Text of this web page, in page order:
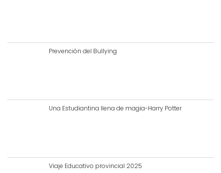
Prevención del Bullying
Una Estudiantina llena de magia-Harry Potter
Viaje Educativo provincial 2025